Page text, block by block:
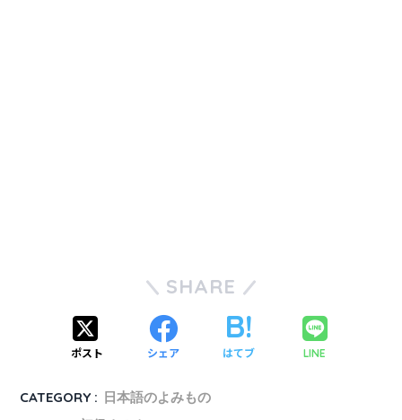
SHARE
ポスト シェア はてブ LINE
CATEGORY : 日本語のよみもの